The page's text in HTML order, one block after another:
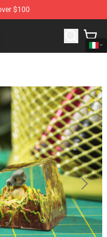
$100
Store of Pokemon